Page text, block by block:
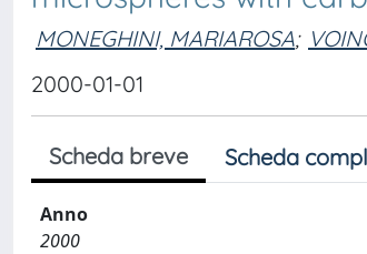
MONEGHINI, MARIAROSA;
2000-01-01
Scheda breve Scheda
Anno
2000